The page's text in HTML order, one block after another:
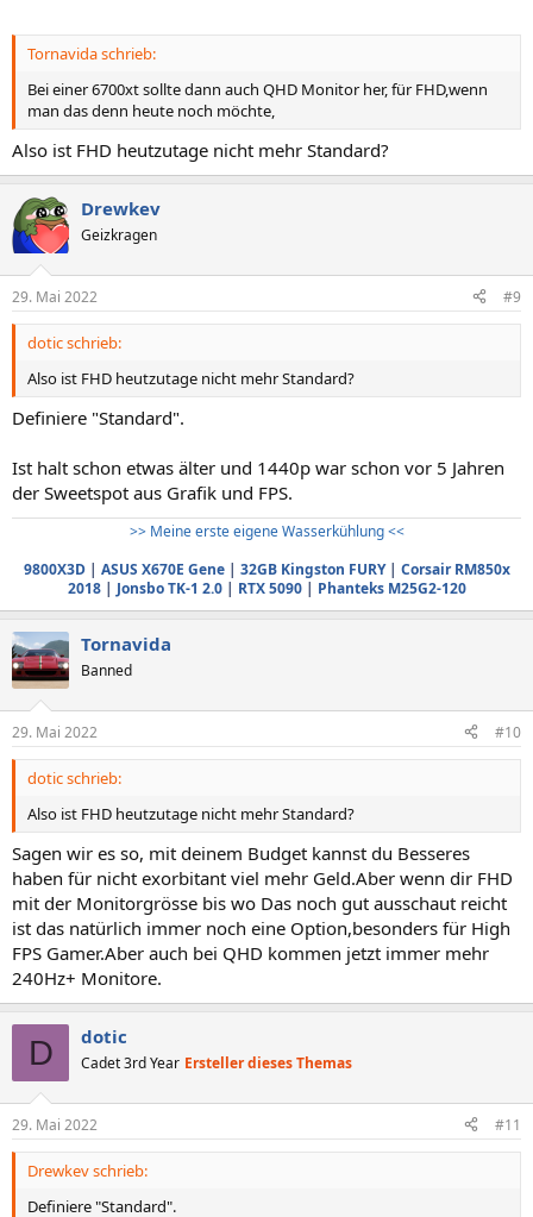
Tornavida schrieb:
Bei einer 6700xt sollte dann auch QHD Monitor her, für FHD,wenn
man das denn heute noch möchte,
Also ist FHD heutzutage nicht mehr Standard?
Drewkev
Geizkragen
29. Mai 2022 #9
dotic schrieb:
Also ist FHD heutzutage nicht mehr Standard?
Definiere "Standard".
Ist halt schon etwas älter und 1440p war schon vor 5 Jahren
der Sweetspot aus Grafik und FPS.
>> Meine erste eigene Wasserkühlung <<
9800X3D| ASUS X670E Gene| 32GB Kingston FURY| Corsair RM850x
2018| Jonsbo TK-1 2.0| RTX 5090| Phanteks M25G2-120
Tornavida
Banned
29. Mai 2022 #10
dotic schrieb:
Also ist FHD heutzutage nicht mehr Standard?
Sagen wir es so, mit deinem Budget kannst du Besseres
haben für nicht exorbitant viel mehr Geld.Aber wenn dir FHD
mit der Monitorgrösse bis wo Das noch gut ausschaut reicht
ist das natürlich immer noch eine Option,besonders für High
FPS Gamer.Aber auch bei QHD kommen jetzt immer mehr
240Hz+ Monitore.
D dotic
Cadet 3rd Year Ersteller dieses Themas
29. Mai 2022 #11
Drewkev schrieb:
Definiere "Standard".